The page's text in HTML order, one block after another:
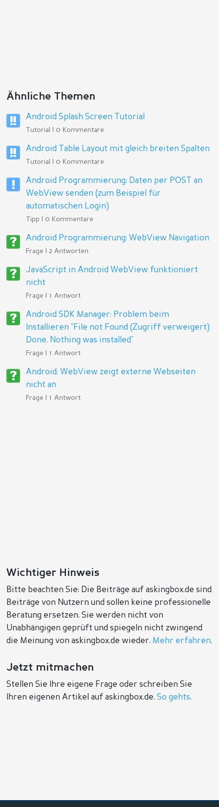
Antworten
Ähnliche Themen
Android Splash Screen Tutorial
Tutorial | 0 Kommentare
Android Table Layout mit gleich breiten Spalten
Tutorial | 0 Kommentare
Android Programmierung: Daten per POST an
WebView senden (zum Beispiel für
automatischen Login)
Tipp | 0 Kommentare
Android Programmierung: WebView Navigation
Frage | 2 Antworten
JavaScript in Android WebView funktioniert
nicht
Frage | 1 Antwort
Android SDK Manager: Problem beim
Installieren "File not Found (Zugriff verweigert)
Done. Nothing was installed"
Frage | 1 Antwort
Android: WebView zeigt externe Webseiten
nicht an
Frage | 1 Antwort
Wichtiger Hinweis
Bitte beachten Sie: Die Beiträge auf askingbox.de sind
Beiträge von Nutzern und sollen keine professionelle
Beratung ersetzen. Sie werden nicht von
Unabhängigen geprüft und spiegeln nicht zwingend
die Meinung von askingbox.de wieder. Mehr erfahren.
Jetzt mitmachen
Stellen Sie Ihre eigene Frage oder schreiben Sie
Ihren eigenen Artikel auf askingbox.de.So gehts.